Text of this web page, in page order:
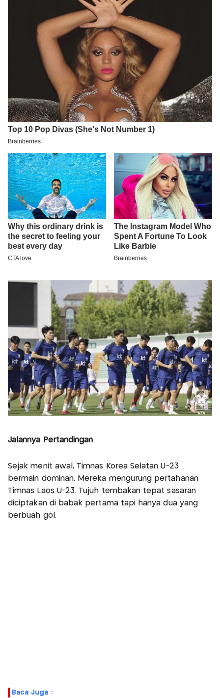
Jalannya Pertandingan
Sejak menit awal, Timnas Korea Selatan U-23
bermain dominan. Mereka mengurung pertahanan
Timnas Laos U-23. Tujuh tembakan tepat sasaran
diciptakan di babak pertama tapi hanya dua yang
berbuah gol.
Baca Juga :